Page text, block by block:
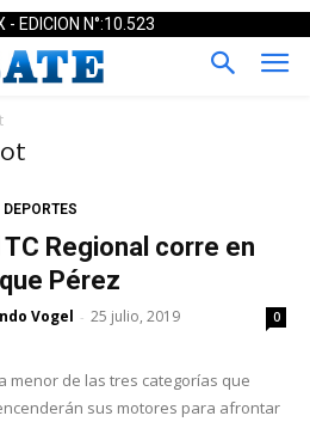
- EDICION N°:10.523
DEPORTES
Regional corre en
Pérez
Vogel - 25 julio, 2019 0
menor de las tres categorías que
sus motores para afrontar